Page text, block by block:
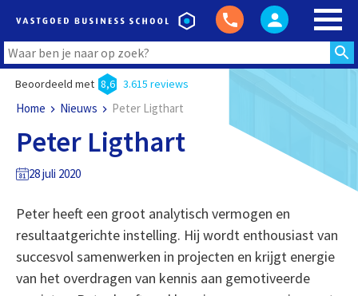
Beoordeeld met 8,6 3.615 reviews
Home Nieuws Peter Ligthart
Peter Ligthart
28 juli 2020
Peter heeft een groot analytisch vermogen en
resultaatgerichte instelling. Hij wordt enthousiast van
succesvol samenwerken in projecten en krijgt energie
van het overdragen van kennis aan gemotiveerde